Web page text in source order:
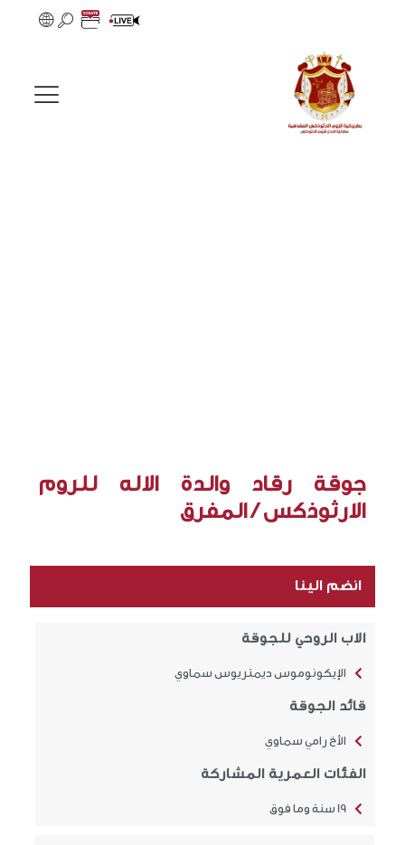
جوقة رقاد والدة الاله للروم
الارثوذكس / المفرق
انضم الينا
الاب الروحي للجوقة
الإيكونوموس ديمتريوس سماوي
قائد الجوقة
الأخ رامي سماوي
الفئات العمرية المشاركة
19 سنة وما فوق